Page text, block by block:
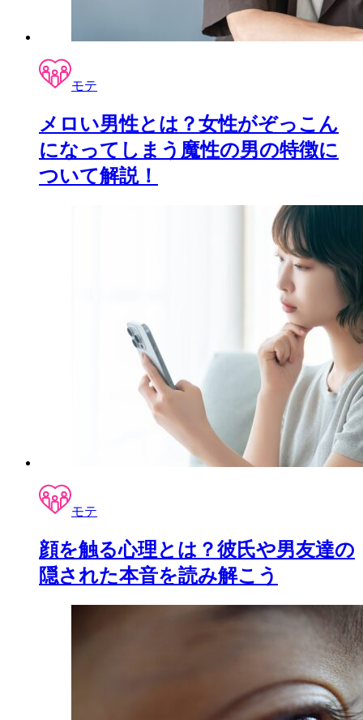
モテ
メロい男性とは？女性がぞっこん
になってしまう魔性の男の特徴に
ついて解説！
モテ
顔を触る心理とは？彼氏や男友達の
隠された本音を読み解こう